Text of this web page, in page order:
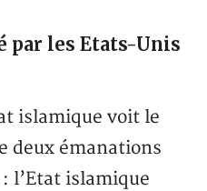
par les Etats-Unis
islamique voit le
deux émanations
l’Etat islamique